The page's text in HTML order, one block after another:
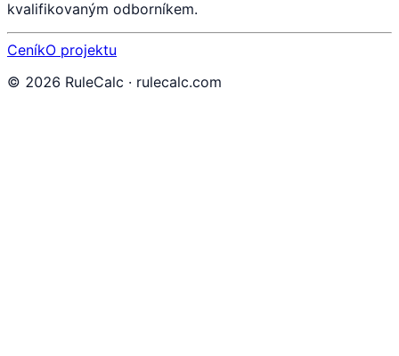
kvalifikovaným odborníkem.
CeníkO projektu
© 2026 RuleCalc · rulecalc.com